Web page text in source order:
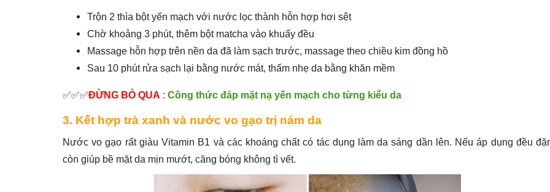
Trộn 2 thìa bột yến mạch với nước lọc thành hỗn hợp hơi sệt
Chờ khoảng 3 phút, thêm bột matcha vào khuấy đều
Massage hỗn hợp trên nền da đã làm sạch trước, massage theo chiều kim đồng hồ
Sau 10 phút rửa sạch lại bằng nước mát, thấm nhẹ da bằng khăn mềm
✅✅✅ĐỪNG BỎ QUA : Công thức đáp mặt nạ yến mạch cho từng kiểu da
3. Kết hợp trà xanh và nước vo gạo trị nám da
Nước vo gạo rất giàu Vitamin B1 và các khoáng chất có tác dụng làm da sáng dần lên. Nếu áp dụng đều
còn giúp bề mặt da mịn mướt, căng bóng không tì vết.